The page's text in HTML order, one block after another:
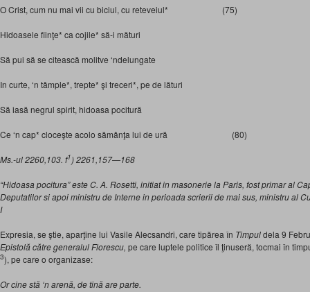
O Crist, cum nu mai vii cu biciul, cu reteveiul* (75)
Hidoasele fiinţe* ca cojile* să-i mături
Să pui să se citească molitve ‘ndelungate
In curte, ‘n tâmple*, trepte* şi treceri*, pe de lături
Să iasă negrul spirit, hidoasa pocitură
Ce ‘n cap* cloceşte acolo sămânţa lui de ură (80)
Ms.-ul 2260,103. f1) 2261,157—168
“Hidoasa pocitura” este C. A. Rosetti, initiat in masonerie la Paris, fost primar al
Deputatilor si apoi ministru de Interne in perioada scrierii de mai sus, ministru al
I
Expresia, se ştie, aparţine lui Vasile Alecsandri, care tipărea în Timpuldela 9
Epistolă către generalul Florescu, pe care luptele politice îl ţinuseră, tocmai în
3), pe care o organizase:
Or cine stă ‘n arenă, de tină are parte.